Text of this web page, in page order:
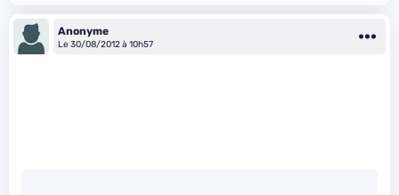
Anonyme
Le 30/08/2012 à 10h57